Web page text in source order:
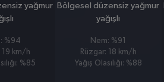
yağmur
%94
19 km/h
%85
Bölgesel düzensiz yağmur
yağışlı
Nem: %91
Rüzgar: 18 km/h
Yağış Olasılığı: %88